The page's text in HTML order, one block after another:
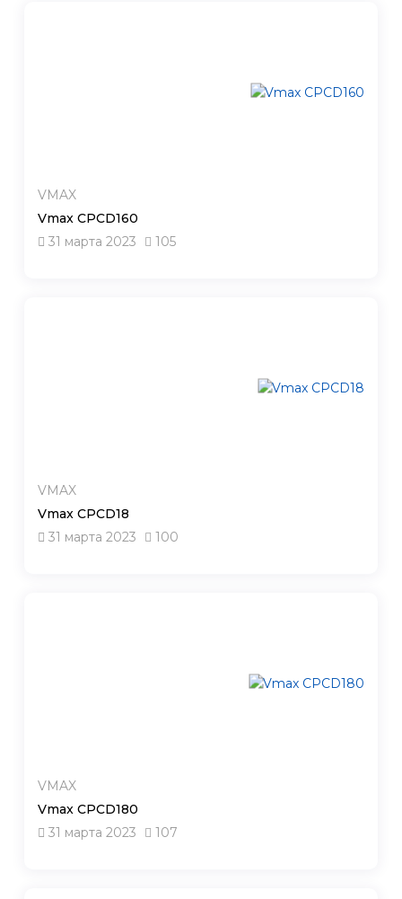
VMAX
Vmax CPCD160
31 марта 2023
105
VMAX
Vmax CPCD18
31 марта 2023
100
VMAX
Vmax CPCD180
31 марта 2023
107